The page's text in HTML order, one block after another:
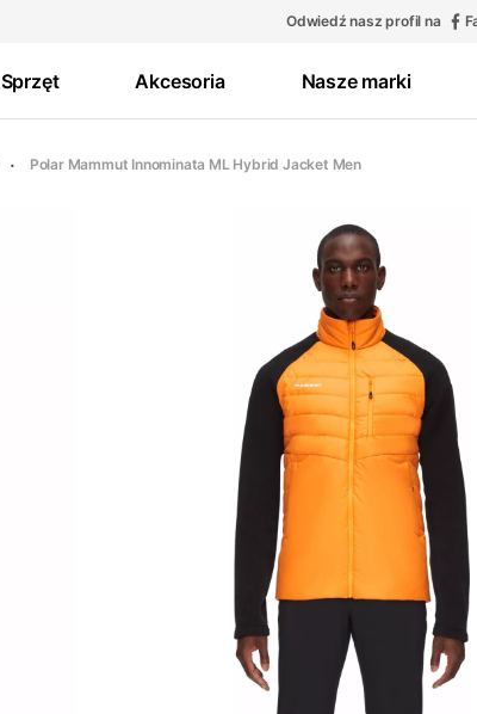
Odwiedź nasz profil na
Sprzęt Akcesoria Nasze marki
Polar Mammut Innominata ML Hybrid Jacket Men